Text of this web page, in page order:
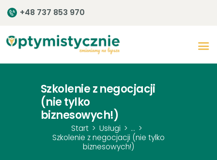
+48 737 853 970
Szkolenie z negocjacji
(nie tylko
biznesowych!)
Start Usługi
...
Szkolenie z negocjacji (nie tylko
biznesowych!)
Start
O centrum
Zespół
Terapia
Rozwój
Szkolenia